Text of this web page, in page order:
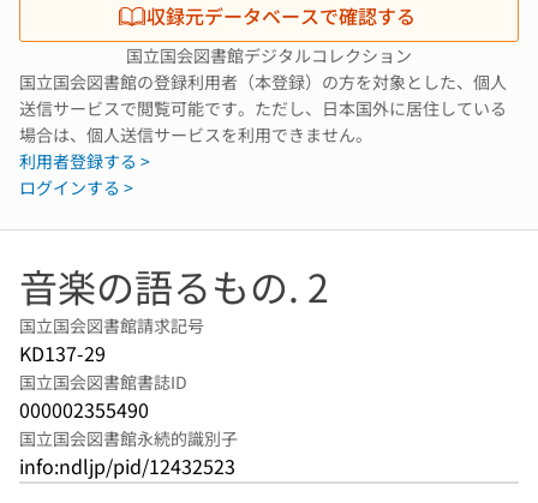
収録元データベースで確認する
国立国会図書館デジタルコレクション
国立国会図書館の登録利用者（本登録）の方を対象とした、個人
送信サービスで閲覧可能です。ただし、日本国外に居住している
場合は、個人送信サービスを利用できません。
利用者登録する >
ログインする >
音楽の語るもの. 2
国立国会図書館請求記号
KD137-29
国立国会図書館書誌ID
000002355490
国立国会図書館永続的識別子
info:ndljp/pid/12432523